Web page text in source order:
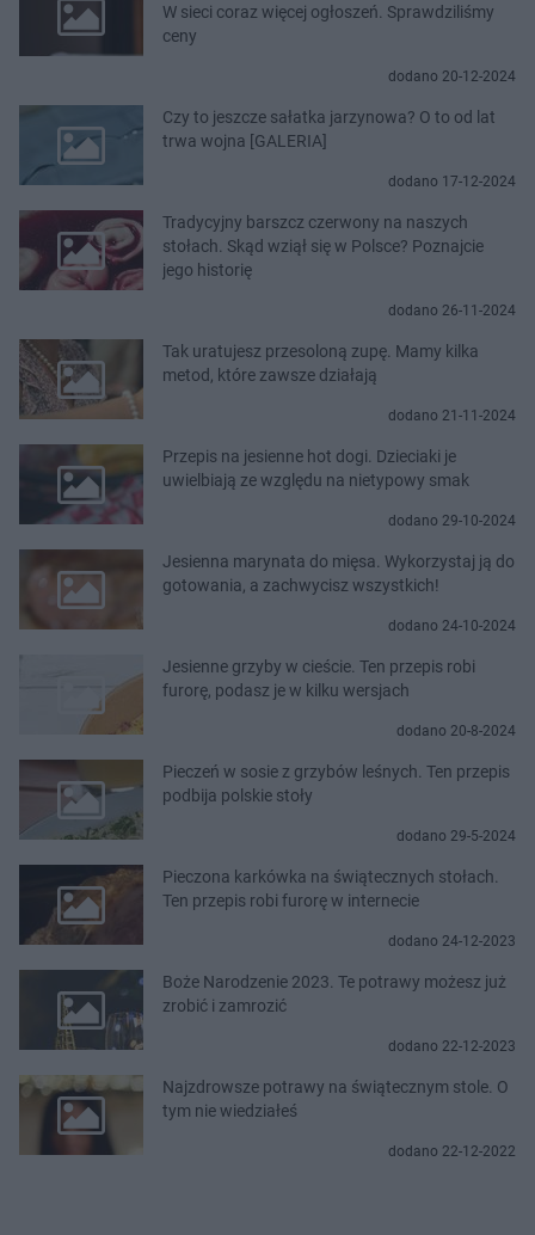
W sieci coraz więcej ogłoszeń. Sprawdziliśmy
ceny
dodano 20-12-2024
Czy to jeszcze sałatka jarzynowa? O to od lat
trwa wojna [GALERIA]
dodano 17-12-2024
Tradycyjny barszcz czerwony na naszych
stołach. Skąd wziął się w Polsce? Poznajcie
jego historię
dodano 26-11-2024
Tak uratujesz przesoloną zupę. Mamy kilka
metod, które zawsze działają
dodano 21-11-2024
Przepis na jesienne hot dogi. Dzieciaki je
uwielbiają ze względu na nietypowy smak
dodano 29-10-2024
Jesienna marynata do mięsa. Wykorzystaj ją do
gotowania, a zachwycisz wszystkich!
dodano 24-10-2024
Jesienne grzyby w cieście. Ten przepis robi
furorę, podasz je w kilku wersjach
dodano 20-8-2024
Pieczeń w sosie z grzybów leśnych. Ten przepis
podbija polskie stoły
dodano 29-5-2024
Pieczona karkówka na świątecznych stołach.
Ten przepis robi furorę w internecie
dodano 24-12-2023
Boże Narodzenie 2023. Te potrawy możesz już
zrobić i zamrozić
dodano 22-12-2023
Najzdrowsze potrawy na świątecznym stole. O
tym nie wiedziałeś
dodano 22-12-2022